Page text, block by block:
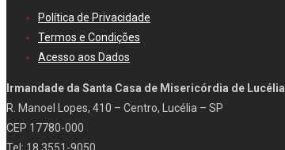
Política de Privacidade
Termos e Condições
Acesso aos Dados
Irmandade da Santa Casa de Misericórdia de Lucélia
R. Manoel Lopes, 410 – Centro, Lucélia – SP
CEP 17780-000